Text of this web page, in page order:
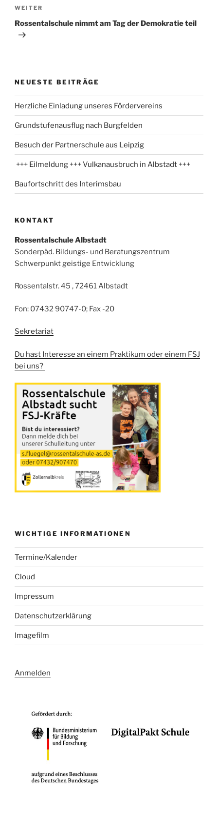
Nächster
Beitrag
WEITER
Rossentalschule nimmt am Tag der Demokratie teil
NEUESTE BEITRÄGE
Herzliche Einladung unseres Fördervereins
Grundstufenausflug nach Burgfelden
Besuch der Partnerschule aus Leipzig
+++ Eilmeldung +++ Vulkanausbruch in Albstadt +++
Baufortschritt des Interimsbau
KONTAKT
Rossentalschule Albstadt
Sonderpäd. Bildungs- und Beratungszentrum
Schwerpunkt geistige Entwicklung
Rossentalstr. 45 , 72461 Albstadt
Fon: 07432 90747-0; Fax -20
Sekretariat
Du hast Interesse an einem Praktikum oder einem FSJ
bei uns?
WICHTIGE INFORMATIONEN
Termine/Kalender
Cloud
Impressum
Datenschutzerklärung
Imagefilm
Anmelden